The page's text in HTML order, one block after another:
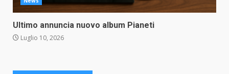
Ultimo annuncia nuovo album Pianeti
Luglio 10, 2026